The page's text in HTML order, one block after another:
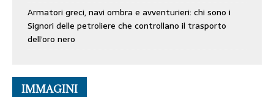
Armatori greci, navi ombra e avventurieri: chi sono i
Signori delle petroliere che controllano il trasporto
dell’oro nero
IMMAGINI